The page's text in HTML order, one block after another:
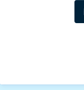
eröffnet
einer der